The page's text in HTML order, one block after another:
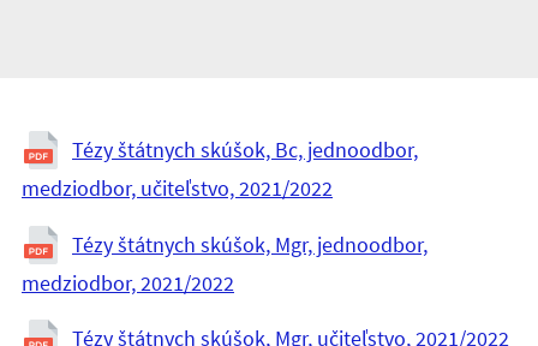
Tézy štátnych skúšok, Bc, jednoodbor,
medziodbor, učiteľstvo, 2021/2022
Tézy štátnych skúšok, Mgr, jednoodbor,
medziodbor, 2021/2022
Tézy štátnych skúšok, Mgr, učiteľstvo, 2021/2022